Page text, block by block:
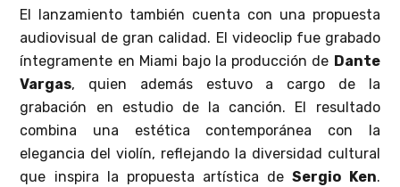
El lanzamiento también cuenta con una propuesta
audiovisual de gran calidad. El videoclip fue grabado
íntegramente en Miami bajo la producción de Dante
Vargas, quien además estuvo a cargo de la
grabación en estudio de la canción. El resultado
combina una estética contemporánea con la
elegancia del violín, reflejando la diversidad cultural
que inspira la propuesta artística deSergio Ken.